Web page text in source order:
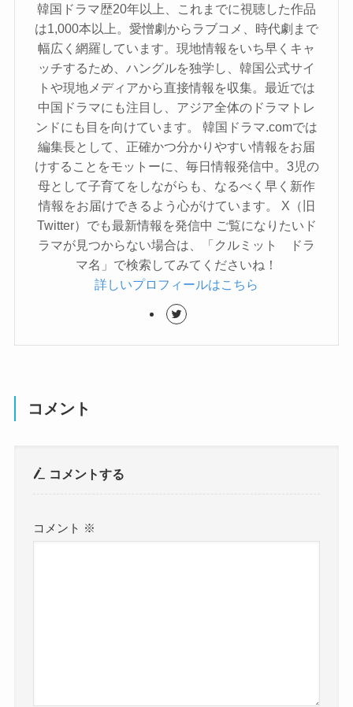
韓国ドラマ歴20年以上、これまでに視聴した作品
は1,000本以上。愛憎劇からラブコメ、時代劇まで
幅広く網羅しています。現地情報をいち早くキャ
ッチするため、ハングルを独学し、韓国公式サイ
トや現地メディアから直接情報を収集。最近では
中国ドラマにも注目し、アジア全体のドラマトレ
ンドにも目を向けています。 韓国ドラマ.comでは
編集長として、正確かつ分かりやすい情報をお届
けすることをモットーに、毎日情報発信中。3児の
母として子育てをしながらも、なるべく早く新作
情報をお届けできるよう心がけています。 X（旧
Twitter）でも最新情報を発信中 ご覧になりたいド
ラマが見つからない場合は、「クルミット ドラ
マ名」で検索してみてくださいね！
詳しいプロフィールはこちら
コメント
コメントする
コメント ※